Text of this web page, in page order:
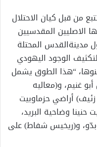
من قبل كيان الاحتلال
الاصليين المقدسيين
مدينةالقدس المحتلة
لتكثيف الوجود اليهودي
“هذا الطوق يشمل
أبوغنيم، و(معاليه
زئيف)أراضيحزماوبيت
حنينا وضاحية البريد،
و(ريخيس شفاط)على